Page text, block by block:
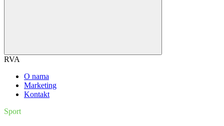
RVA
O nama
Marketing
Kontakt
Sport